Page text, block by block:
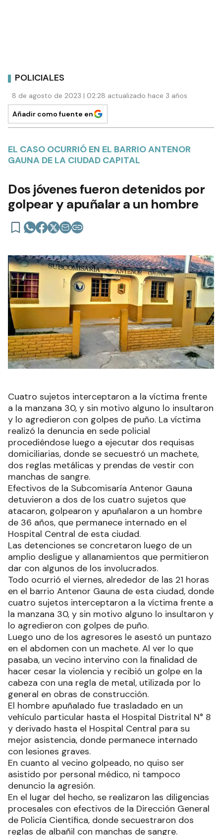
POLICIALES
8 de agosto de 2023 | 02:28 actualizado hace 3 años
Añadir como fuente en
EL CASO OCURRIÓ EN EL BARRIO ANTENOR
GAUNA DE LA CIUDAD CAPITAL
Dos jóvenes fueron detenidos por
golpear y apuñalar a un hombre
Cuatro sujetos interceptaron a la víctima frente
a la manzana 30, y sin motivo alguno lo insultaron
y lo agredieron con golpes de puño. La víctima
realizó la denuncia en sede policial
procediéndose luego a ejecutar dos requisas
domiciliarias, donde se secuestró un machete,
dos reglas metálicas y prendas de vestir con
manchas de sangre.
Efectivos de la Subcomisaría Antenor Gauna
detuvieron a dos de los cuatro sujetos que
atacaron, golpearon y apuñalaron a un hombre
de 36 años, que permanece internado en el
Hospital Central de esta ciudad.
Las detenciones se concretaron luego de un
amplio desligue y allanamientos que permitieron
dar con algunos de los involucrados.
Todo ocurrió el viernes, alrededor de las 21 horas
en el barrio Antenor Gauna de esta ciudad, donde
cuatro sujetos interceptaron a la víctima frente a
la manzana 30, y sin motivo alguno lo insultaron y
lo agredieron con golpes de puño.
Luego uno de los agresores le asestó un puntazo
en el abdomen con un machete. Al ver lo que
pasaba, un vecino intervino con la finalidad de
hacer cesar la violencia y recibió un golpe en la
cabeza con una regla de metal, utilizada por lo
general en obras de construcción.
El hombre apuñalado fue trasladado en un
vehículo particular hasta el Hospital Distrital N° 8
y derivado hasta el Hospital Central para su
mejor asistencia, donde permanece internado
con lesiones graves.
En cuanto al vecino golpeado, no quiso ser
asistido por personal médico, ni tampoco
denuncio la agresión.
En el lugar del hecho, se realizaron las diligencias
procesales con efectivos de la Dirección General
de Policía Científica, donde secuestraron dos
reglas de albañil con manchas de sangre.